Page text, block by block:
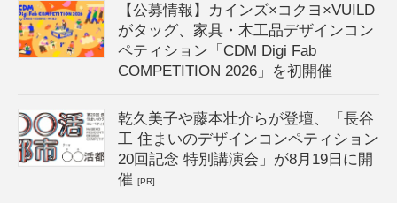
【公募情報】カインズ×コクヨ×VUILD
がタッグ、家具・木工品デザインコン
ペティション「CDM Digi Fab
COMPETITION 2026」を初開催
乾久美子や藤本壮介らが登壇、「長谷
工 住まいのデザインコンペティション
20回記念 特別講演会」が8月19日に開
催[PR]